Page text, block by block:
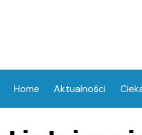
Home Aktualności